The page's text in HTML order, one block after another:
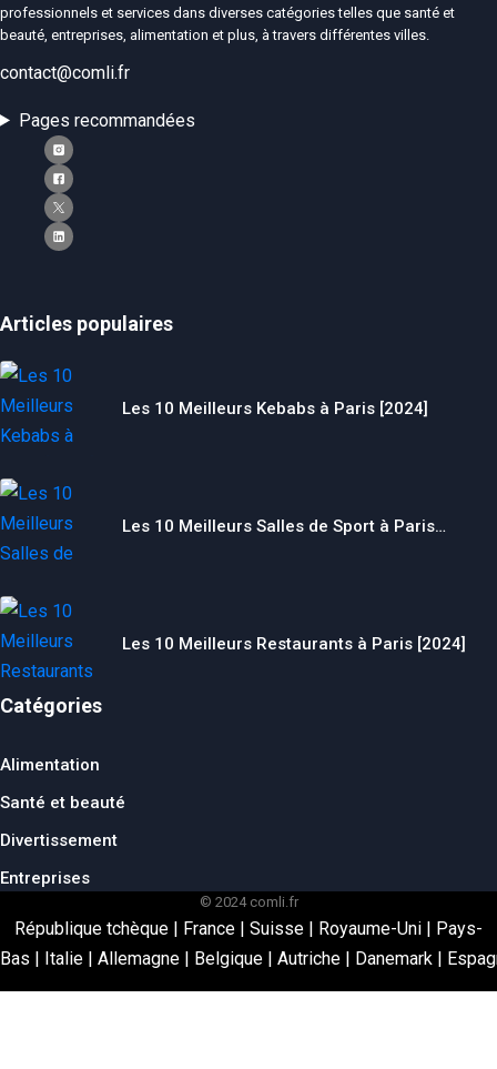
professionnels et services dans diverses catégories telles que santé et
beauté, entreprises, alimentation et plus, à travers différentes villes.
contact@comli.fr
Pages recommandées
Articles populaires
Les 10 Meilleurs Kebabs à Paris [2024]
Les 10 Meilleurs Salles de Sport à Paris…
Les 10 Meilleurs Restaurants à Paris [2024]
Catégories
Alimentation
Santé et beauté
Divertissement
Entreprises
© 2024 comli.fr
République tchèque | France | Suisse | Royaume-Uni | Pays-
Bas | Italie | Allemagne | Belgique | Autriche | Danemark |